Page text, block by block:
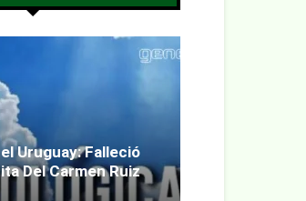
Uruguay: Falleció
Del Carmen Ruiz